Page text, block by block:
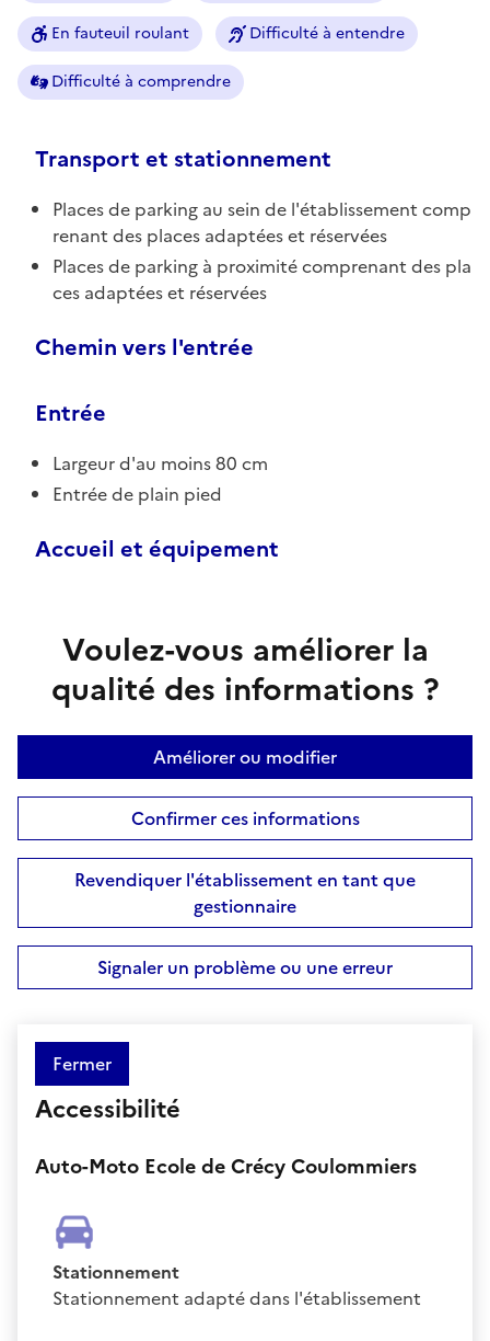
En fauteuil roulant Difficulté à entendre
Difficulté à comprendre
Transport et stationnement
Places de parking au sein de l'établissement comp
renant des places adaptées et réservées
Places de parking à proximité comprenant des pla
ces adaptées et réservées
Chemin vers l'entrée
Entrée
Largeur d'au moins 80 cm
Entrée de plain pied
Accueil et équipement
Voulez-vous améliorer la
qualité des informations ?
Améliorer ou modifier
Confirmer ces informations
Revendiquer l'établissement en tant que
gestionnaire
Signaler un problème ou une erreur
Fermer
Accessibilité
Auto-Moto Ecole de Crécy Coulommiers
Stationnement
Stationnement adapté dans l'établissement